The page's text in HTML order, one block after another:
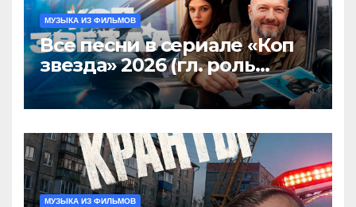
МУЗЫКА ИЗ ФИЛЬМОВ
Все песни в сериале «Коп
звезда» 2026 (гл. роль
Никита Панфилов),
саундтрек слушать
МУЗЫКА ИЗ ФИЛЬМОВ